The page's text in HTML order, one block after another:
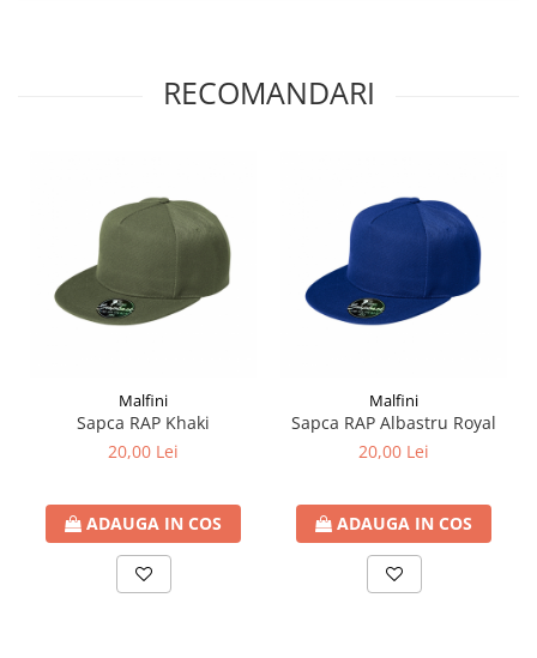
RECOMANDARI
Malfini
Sapca RAP Khaki
20,00 Lei
ADAUGA IN COS
Malfini
Sapca RAP Albastru Royal
20,00 Lei
ADAUGA IN COS